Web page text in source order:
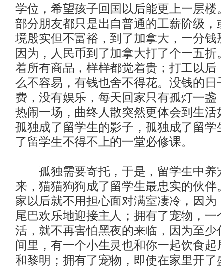
学位，希望孩子回国以后能更上一层楼
部分朋友都只是出自普通的工薪阶级，
境殷实但不富裕，到了加拿大，一分钱
因为，人民币到了加拿大打了个一五
着所有商品，样样都觉着贵；打工以后
么不容易，有钱也舍不得花。没钱的日
费，没有娱乐，每天回家只有孤灯一盏
热闹一场，曲终人散突然更体会到生活
孤独成了留学生的影子，孤独成了留学
了留学生不得不上的一堂必修课。
孤独需要寄托，于是，留学生中养
来，猫猫狗狗成了留学生最忠实的伙伴
家以后就不用担心面对满室凄冷，因为
尾巴欢乐地迎接主人；拥有了宠物，一
活，就不再害怕黑夜的来临，因为至少
间里，有一个小生灵也和你一起饮食起
和黎明；拥有了宠物，即使在家里开了